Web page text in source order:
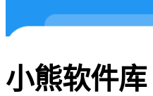
小熊软件库